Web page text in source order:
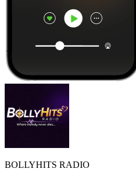
BOLLYHITS RADIO